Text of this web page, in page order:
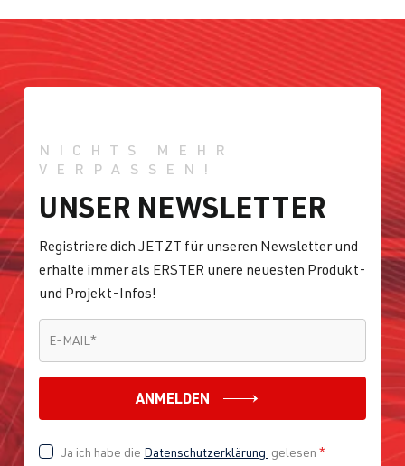
NICHTS MEHR
VERPASSEN!
UNSER NEWSLETTER
Registriere dich JETZT für unseren Newsletter und
erhalte immer als ERSTER unere neuesten Produkt-
und Projekt-Infos!
E-MAIL *
ANMELDEN
Ja ich habe die Datenschutzerklärung gelesen *